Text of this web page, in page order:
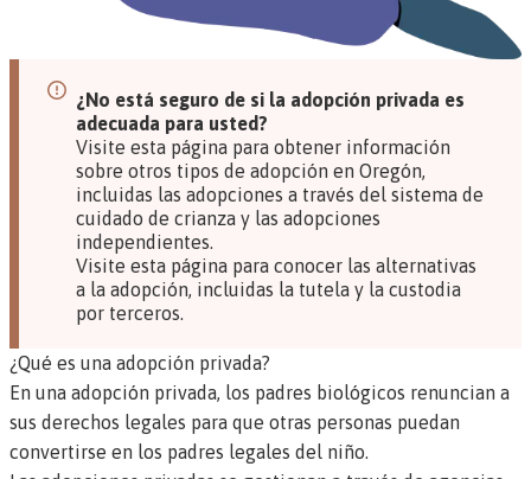
¿No está seguro de si la adopción privada es
adecuada para usted?
Visite esta página para obtener información
sobre otros tipos de adopción en Oregón,
incluidas las adopciones a través del sistema de
cuidado de crianza y las adopciones
independientes.
Visite esta página para conocer las alternativas
a la adopción, incluidas la tutela y la custodia
por terceros.
¿Qué es una adopción privada?
En una adopción privada, los padres biológicos renuncian a
sus derechos legales para que otras personas puedan
convertirse en los padres legales del niño.